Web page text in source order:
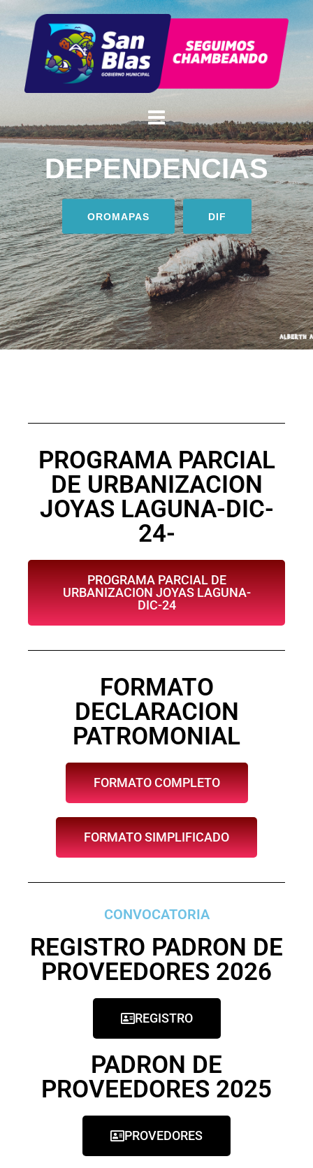
DEPENDENCIAS
OROMAPAS DIF
PROGRAMA PARCIAL
DE URBANIZACION
JOYAS LAGUNA-DIC-
24-
PROGRAMA PARCIAL DE
URBANIZACION JOYAS LAGUNA-
DIC-24
FORMATO
DECLARACION
PATROMONIAL
FORMATO COMPLETO
FORMATO SIMPLIFICADO
CONVOCATORIA
REGISTRO PADRON DE
PROVEEDORES 2026
REGISTRO
PADRON DE
PROVEEDORES 2025
PROVEDORES